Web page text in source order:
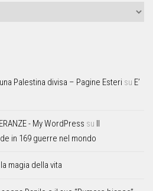
Palestina divisa – Pagine Esteri su E’
- My WordPress su Il
in 169 guerre nel mondo
magia della vita